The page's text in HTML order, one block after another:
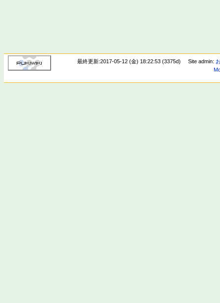
最終更新:2017-05-12 (金) 18:22:53 (3375d) Site admin: